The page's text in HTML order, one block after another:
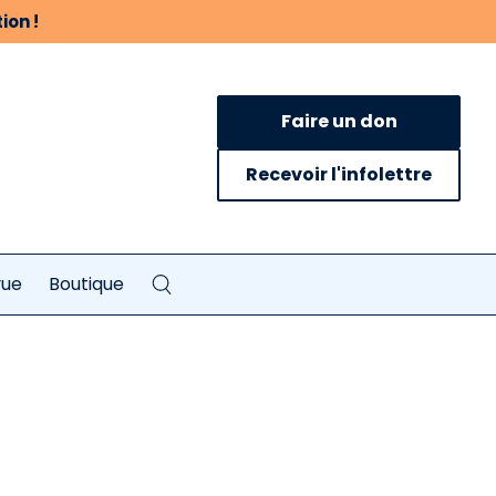
!
Faire un don
Recevoir l'infolettre
Boutique